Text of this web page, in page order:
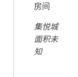
房间
集悦城
面积未
知